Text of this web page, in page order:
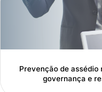
Prevenção de assédio
governança e